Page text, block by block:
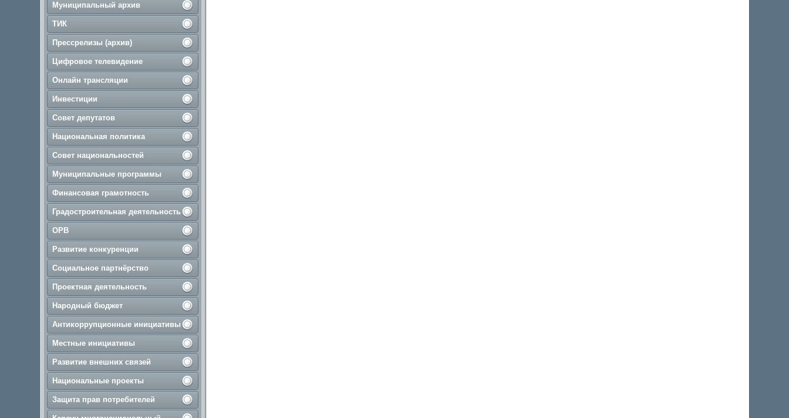
Муниципальный архив
ТИК
Прессрелизы (архив)
Цифровое телевидение
Онлайн трансляции
Инвестиции
Совет депутатов
Национальная политика
Совет национальностей
Муниципальные программы
Финансовая грамотность
Градостроительная деятельность
ОРВ
Развитие конкуренции
Социальное партнёрство
Проектная деятельность
Народный бюджет
Антикоррупционные инициативы
Местные инициативы
Развитие внешних связей
Национальные проекты
Защита прав потребителей